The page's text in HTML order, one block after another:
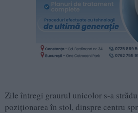
Zile întregi graurul unicolor s-a
poziționarea în stol, dinspre centru